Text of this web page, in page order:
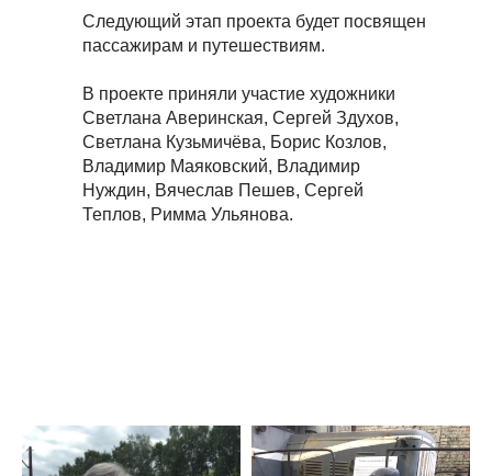
Следующий этап проекта будет посвящен
пассажирам и путешествиям.
В проекте приняли участие художники
Светлана Аверинская, Сергей Здухов,
Светлана Кузьмичёва, Борис Козлов,
Владимир Маяковский, Владимир
Нуждин, Вячеслав Пешев, Сергей
Теплов, Римма Ульянова.